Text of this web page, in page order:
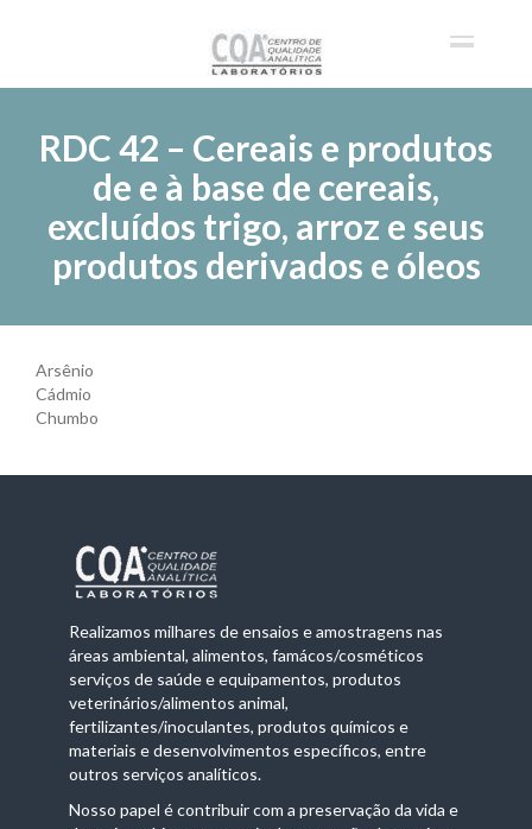
RDC 42 – Cereais e produtos
de e à base de cereais,
excluídos trigo, arroz e seus
produtos derivados e óleos
Arsênio
Cádmio
Chumbo
Realizamos milhares de ensaios e amostragens nas
áreas ambiental, alimentos, famácos/cosméticos
serviços de saúde e equipamentos, produtos
veterinários/alimentos animal,
fertilizantes/inoculantes, produtos químicos e
materiais e desenvolvimentos específicos, entre
outros serviços analíticos.
Nosso papel é contribuir com a preservação da vida e